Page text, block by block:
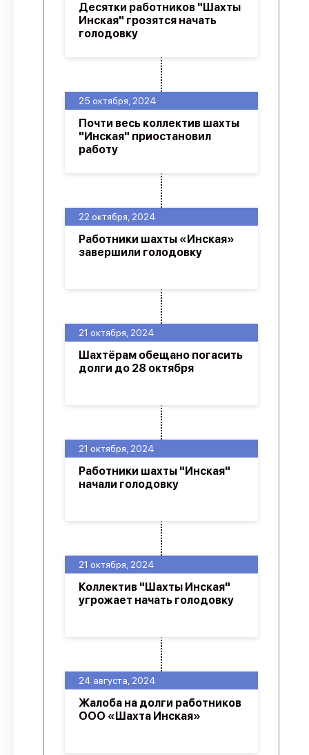
24 августа, 2024
Жалоба на долги работников
ООО «Шахта Инская»
21 октября, 2024
Коллектив "Шахты Инская"
угрожает начать голодовку
21 октября, 2024
Работники шахты "Инская"
начали голодовку
21 октября, 2024
Шахтёрам обещано погасить
долги до 28 октября
22 октября, 2024
Работники шахты «Инская»
завершили голодовку
25 октября, 2024
Почти весь коллектив шахты
"Инская" приостановил
работу
Десятки работников "Шахты
Инская" грозятся начать
голодовку